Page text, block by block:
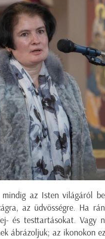
az Isten világáról
az üdvösségre. Ha
és testtartásokat. Vagy
ábrázoljuk; az ikonokon